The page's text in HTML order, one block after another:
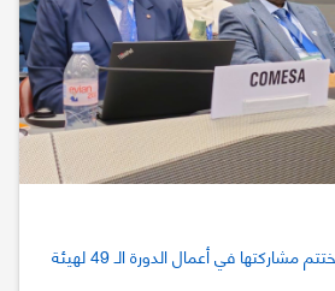
هيئة التقييس الخليجية تختتم مشاركتها في أعمال الدورة الـ 49 لهيئة